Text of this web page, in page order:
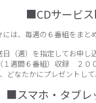
■CDサービ
は、毎週の６番組をまと
日（週）を指定してお申し
１週間６番組）収録 ２０
どなたかにプレゼントし
■スマホ・タブ